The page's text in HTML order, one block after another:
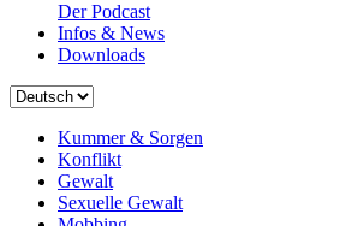
Der Podcast
Infos & News
Downloads
Sprache
Kummer & Sorgen
Konflikt
Gewalt
Sexuelle Gewalt